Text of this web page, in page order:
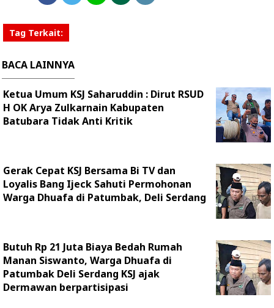
Tag Terkait:
BACA LAINNYA
Ketua Umum KSJ Saharuddin : Dirut RSUD
H OK Arya Zulkarnain Kabupaten
Batubara Tidak Anti Kritik
Gerak Cepat KSJ Bersama Bi TV dan
Loyalis Bang Ijeck Sahuti Permohonan
Warga Dhuafa di Patumbak, Deli Serdang
Butuh Rp 21 Juta Biaya Bedah Rumah
Manan Siswanto, Warga Dhuafa di
Patumbak Deli Serdang KSJ ajak
Dermawan berpartisipasi